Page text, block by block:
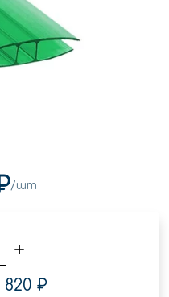
/шт
+
820 ₽